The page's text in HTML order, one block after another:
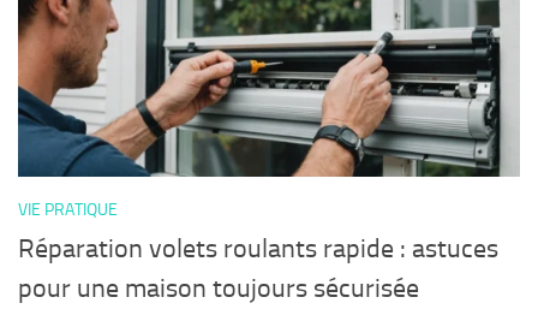
VIE PRATIQUE
Réparation volets roulants rapide : astuces
pour une maison toujours sécurisée